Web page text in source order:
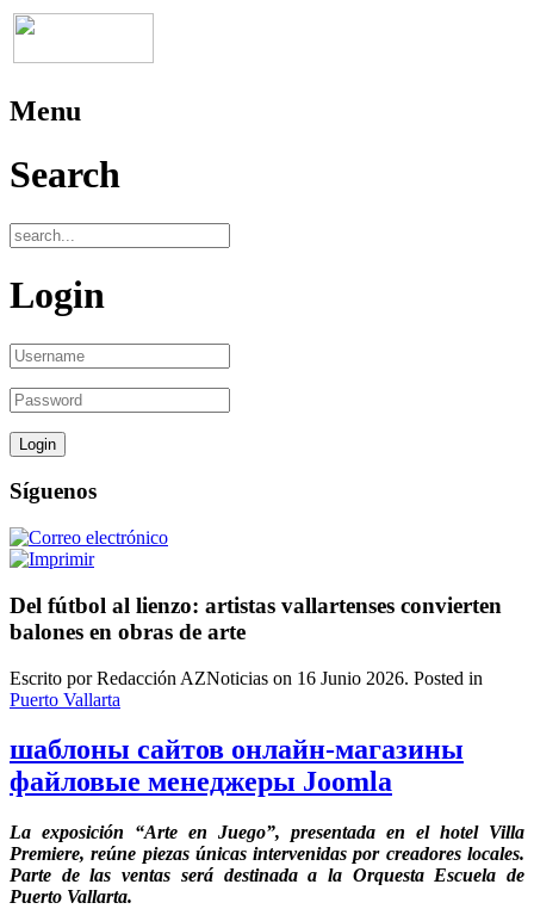
Menu
Search
Login
Síguenos
Del fútbol al lienzo: artistas vallartenses convierten
balones en obras de arte
Escrito por Redacción AZNoticias on 16 Junio 2026. Posted in
Puerto Vallarta
шаблоны сайтов онлайн-магазины
файловые менеджеры Joomla
La exposición “Arte en Juego”, presentada en el hotel Villa
Premiere, reúne piezas únicas intervenidas por creadores locales.
Parte de las ventas será destinada a la Orquesta Escuela de
Puerto Vallarta.